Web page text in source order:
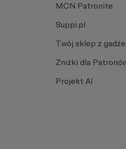
MCN Patronite
Suppi.pl
Twój sklep z
Zniżki dla
Projekt AI